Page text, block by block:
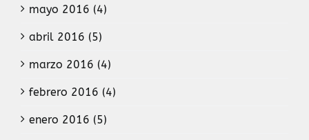
mayo 2016 (4)
abril 2016 (5)
marzo 2016 (4)
febrero 2016 (4)
enero 2016 (5)